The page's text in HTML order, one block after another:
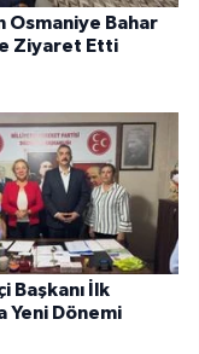
Osmaniye Bahar
Ziyaret Etti
Başkanı İlk
Yeni Dönemi